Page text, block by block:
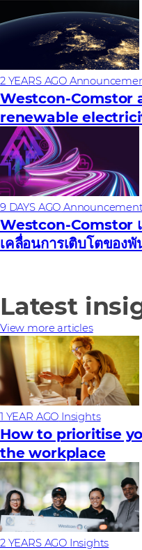
2 YEARS AGO
Westcon-Comstor
renewable
9 DAYS AGO
Westcon-Comstor
เคลื่อนการเติบโตของ
Latest
View more articles
1 YEAR AGO Insights
How to prioritise
the workplace
2 YEARS AGO Insights